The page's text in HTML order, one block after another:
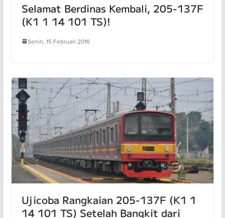
Selamat Berdinas Kembali, 205-137F
(K1 1 14 101 TS)!
Senin, 15 Februari 2016
Ujicoba Rangkaian 205-137F (K1 1
14 101 TS) Setelah Bangkit dari